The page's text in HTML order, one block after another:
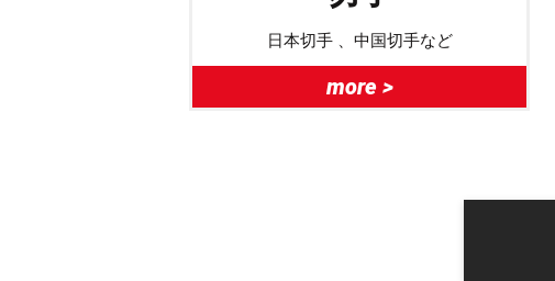
日本切手 、中国切手など
more >